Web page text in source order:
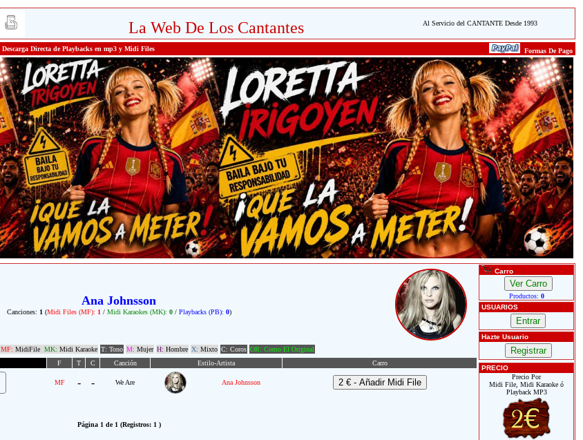
La Web De Los Cantantes Al Servicio del CANTANTE Desde 1993
Descarga Directa de Playbacks en mp3 y Midi Files Formas De Pago
Ana Johnsson
Canciones: 1 (Midi Files (MF): 1 /Midi Karaokes (MK): 0/ Playbacks (PB): 0)
MF: MidiFile MK: Midi Karaoke T: Tono M: Mujer H: Hombre X: Mixto C: Coros OR: Como El Original
F T C Canción Estilo-Artista Carro
MF - - We Are Ana Johnsson
Página 1 de 1 (Registros: 1 )
Carro
Productos: 0
USUARIOS
Hazte Usuario
PRECIO
Precio Por
Midi File, Midi Karaoke ó
Playback MP3